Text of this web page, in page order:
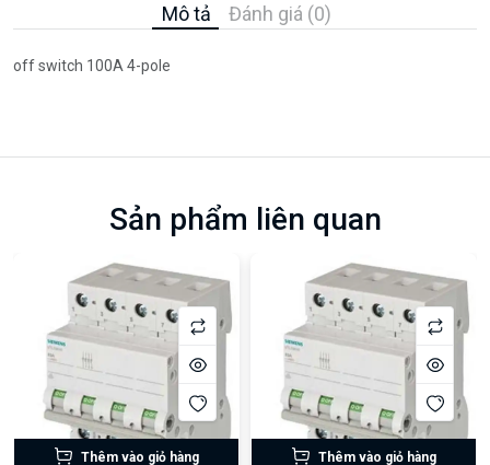
Mô tả Đánh giá (0)
off switch 100A 4-pole
Sản phẩm liên quan
Thêm vào giỏ hàng Thêm vào giỏ hàng